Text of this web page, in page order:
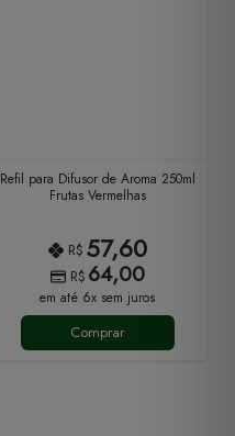
Refil para Difusor de Aroma 250ml
Frutas Vermelhas
R$ 57,60
R$ 64,00
em até 6x sem juros
Comprar